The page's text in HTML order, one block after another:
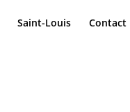
Saint-Louis Contact